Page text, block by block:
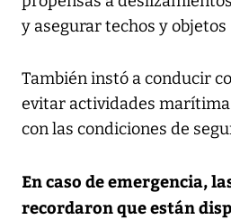
y asegurar techos y objetos
También instó a conducir
evitar actividades
con las condiciones de
En caso de emergencia,
recordaron que están